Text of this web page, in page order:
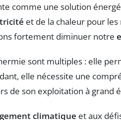
comme une solution
et de la chaleur pour
fortement diminuer notre
sont multiples : elle
elle nécessite une
de son exploitation à grand
climatique et aux